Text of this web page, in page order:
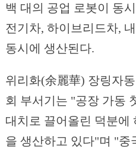
백 대의 공업 로봇이 동
전기차, 하이브리드차,
동시에 생산된다.
위리화(余麗華) 장링자
회 부서기는 "공장 가동
대치로 끌어올린 덕분에
을 생산하고 있다"며 "중